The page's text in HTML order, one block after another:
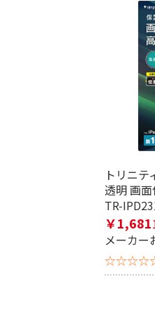
トリニ
透明 画
TR-
￥1,681
メーカー